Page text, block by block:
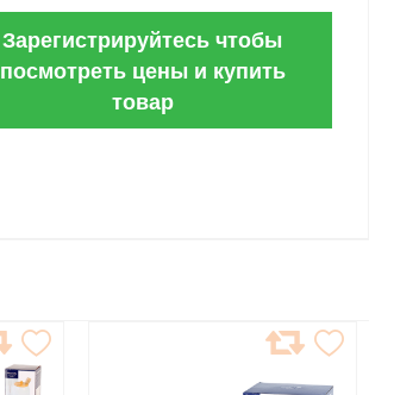
Зарегистрируйтесь чтобы
посмотреть цены и купить
товар